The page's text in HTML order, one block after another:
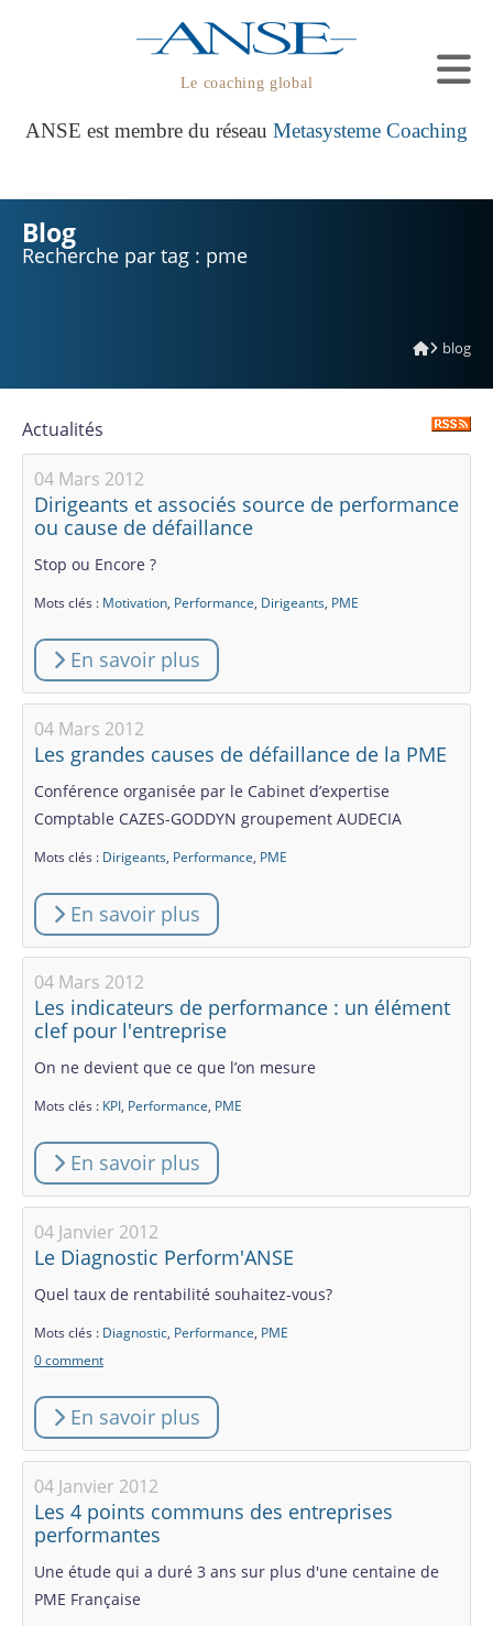
Le coaching global
ANSE est membre du réseau Metasysteme Coaching
Blog
Recherche par tag : pme
blog
Actualités
04 Mars 2012
Dirigeants et associés source de performance
ou cause de défaillance
Stop ou Encore ?
Mots clés : Motivation, Performance, Dirigeants, PME
En savoir plus
04 Mars 2012
Les grandes causes de défaillance de la PME
Conférence organisée par le Cabinet d’expertise
Comptable CAZES-GODDYN groupement AUDECIA
Mots clés : Dirigeants, Performance, PME
En savoir plus
04 Mars 2012
Les indicateurs de performance : un élément
clef pour l'entreprise
On ne devient que ce que l’on mesure
Mots clés : KPI, Performance, PME
En savoir plus
04 Janvier 2012
Le Diagnostic Perform'ANSE
Quel taux de rentabilité souhaitez-vous?
Mots clés : Diagnostic, Performance, PME
0 comment
En savoir plus
04 Janvier 2012
Les 4 points communs des entreprises
performantes
Une étude qui a duré 3 ans sur plus d'une centaine de
PME Française